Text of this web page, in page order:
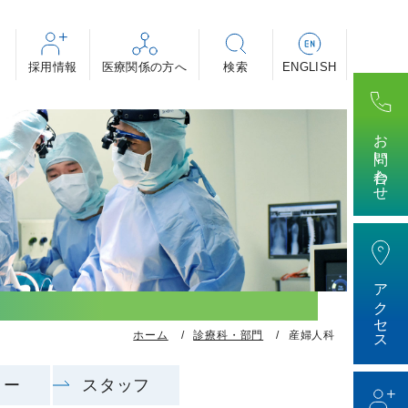
する医療の話～」
採用情報
お問い合わせ
アクセス
ホーム 診療科・部門 産婦人科
スタッフ